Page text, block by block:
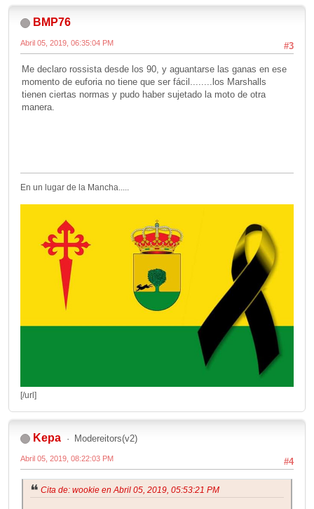
BMP76
#3
Abril 05, 2019, 06:35:04 PM
Me declaro rossista desde los 90, y aguantarse las ganas en ese
momento de euforia no tiene que ser fácil........los Marshalls
tienen ciertas normas y pudo haber sujetado la moto de otra
manera.
En un lugar de la Mancha.....
[/url]
Kepa Modereitors(v2)
#4
Abril 05, 2019, 08:22:03 PM
Cita de: wookie en Abril 05, 2019, 05:53:21 PM